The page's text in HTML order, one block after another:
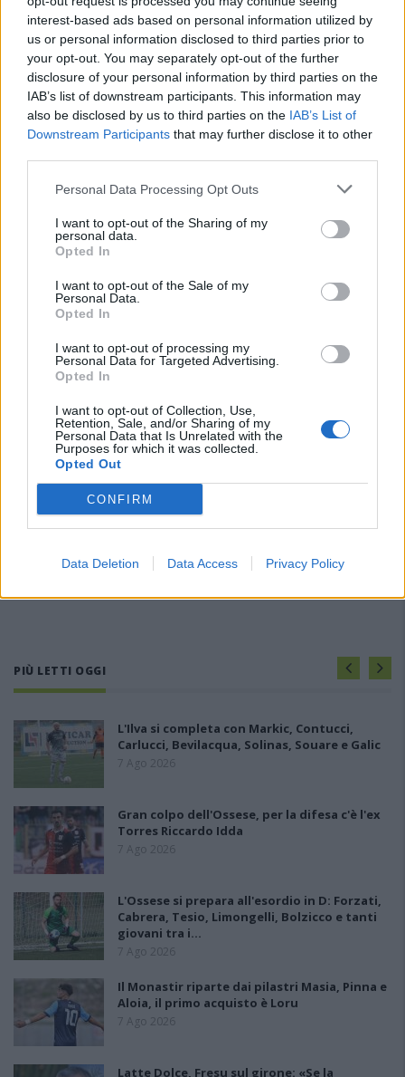
interest-based ads based on personal information utilized by
us or personal information disclosed to third parties prior to
your opt-out. You may separately opt-out of the further
disclosure of your personal information by third parties on the
IAB’s list of downstream participants. This information may
also be disclosed by us to third parties on the IAB’s List of
Downstream Participants that may further disclose it to other
Personal Data Processing Opt Outs
I want to opt-out of the Sharing of my
personal data.
Opted In
I want to opt-out of the Sale of my
Personal Data.
Opted In
I want to opt-out of processing my
Personal Data for Targeted Advertising.
Opted In
I want to opt-out of Collection, Use,
Retention, Sale, and/or Sharing of my
Personal Data that Is Unrelated with the
Purposes for which it was collected.
Opted Out
CONFIRM
Data Deletion Data Access Privacy Policy
PIÙ LETTI OGGI
L'Ilva si completa con Markic, Contucci,
Carlucci, Bevilacqua, Solinas, Souare e Galic
7 Ago 2026
Gran colpo dell'Ossese, per la difesa c'è l'ex
Torres Riccardo Idda
7 Ago 2026
L'Ossese si prepara all'esordio in D: Forzati,
Cabrera, Tesio, Limongelli, Bolzicco e tanti
giovani tra i…
7 Ago 2026
Il Monastir riparte dai pilastri Masia, Pinna e
Aloia, il primo acquisto è Loru
7 Ago 2026
Latte Dolce, Fresu sul girone: «Se la